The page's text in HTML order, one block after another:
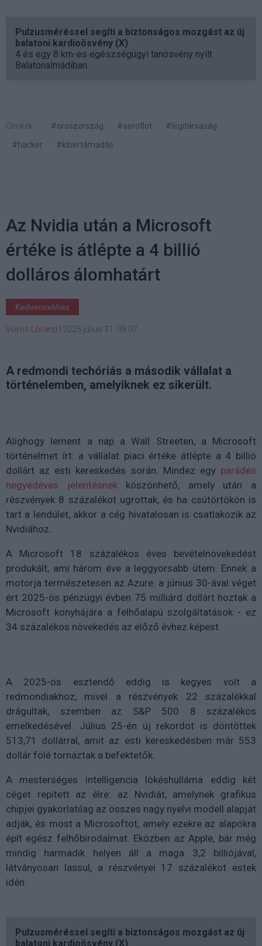
Pulzusméréssel segíti a biztonságos mozgást az új
balatoni kardioösvény (X)
4 és egy 8 km-es egészségügyi tanösvény nyílt
Balatonalmádiban.
Címkék: #oroszország #aeroflot
#légitársaság
#hacker
#kibertámadás
Az Nvidia után a Microsoft
értéke is átlépte a 4 billió
dolláros álomhatárt
Kedvencekhez
Vörös Lóránd 2025 július 31. 08:07
A redmondi techóriás a második vállalat a
történelemben, amelyiknek ez sikerült.
Alighogy lement a nap a Wall Streeten, a Microsoft
történelmet írt: a vállalat piaci értéke átlépte a 4 billió
dollárt az esti kereskedés során. Mindez egy parádés
negyedéves jelentésnekköszönhető, amely után a
részvények 8 százalékot ugrottak, és ha csütörtökön is
tart a lendület, akkor a cég hivatalosan is csatlakozik az
Nvidiához.
A Microsoft 18 százalékos éves bevételnövekedést
produkált, ami három éve a leggyorsabb ütem. Ennek a
motorja természetesen az Azure: a június 30-ával véget
ért 2025-ös pénzügyi évben 75 milliárd dollárt hoztak a
Microsoft konyhájára a felhőalapú szolgáltatások - ez
34 százalékos növekedés az előző évhez képest.
A 2025-ös esztendő eddig is kegyes volt a
redmondiakhoz, mivel a részvények 22 százalékkal
drágultak, szemben az S&P 500 8 százalékos
emelkedésével. Július 25-én új rekordot is döntöttek
513,71 dollárral, amit az esti kereskedésben már 553
dollár fölé tornáztak a befektetők.
A mesterséges intelligencia lökéshulláma eddig két
céget repített az élre: az Nvidiát, amelynek grafikus
chipjei gyakorlatilag az összes nagy nyelvi modell alapját
adják, és most a Microsoftot, amely ezekre az alapokra
épít egész felhőbirodalmat. Eközben az Apple, bár még
mindig harmadik helyen áll a maga 3,2 billiójával,
látványosan lassul, a részvényei 17 százalékot estek
idén.
Pulzusméréssel segíti a biztonságos mozgást az új
balatoni kardioösvény (X)